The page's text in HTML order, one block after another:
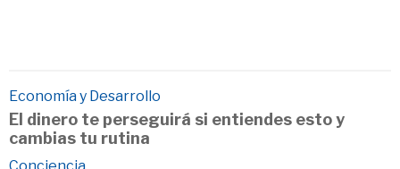
Economía y Desarrollo
El dinero te perseguirá si entiendes esto y
cambias tu rutina